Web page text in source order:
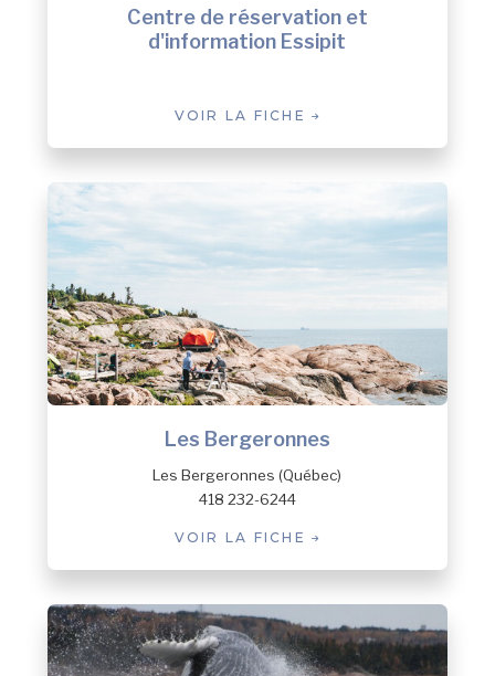
Centre de réservation et
d'information Essipit
VOIR LA FICHE
Les Bergeronnes
Les Bergeronnes (Québec)
418 232-6244
VOIR LA FICHE